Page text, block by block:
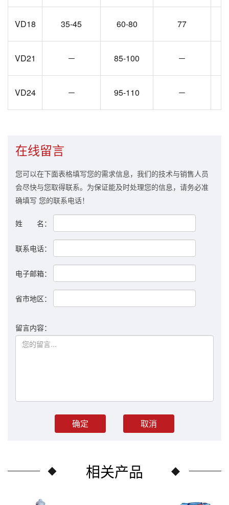
VD18 35-45 60-80 77
VD21 － 85-100 －
VD24 － 95-110 －
在线留言
您可以在下面表格填写您的需求信息，我们的技术与销售人员
会尽快与您取得联系。为保证能及时处理您的信息，请务必准
确填写 您的联系电话！
姓 名：
联系电话：
电子邮箱：
省市地区：
留言内容：
取消
相关产品